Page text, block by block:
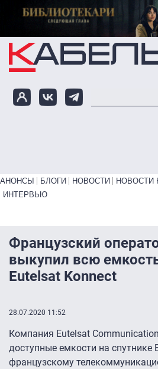
Перейти к основному содержанию
Primary links bottom
АНОНСЫ БЛОГИ НОВОСТИ НОВОСТИ
ИНТЕРВЬЮ
Французский
выкупил всю
Eutelsat Konnect
28.07.2020 11:52
Компания Eutelsat
доступные емкости на спутнике
французскому